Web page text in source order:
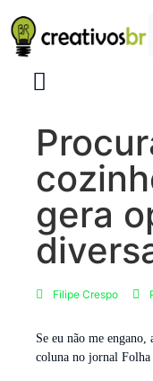
gera
Filipe Crespo
Se eu não me engano,
coluna no jornal Folha